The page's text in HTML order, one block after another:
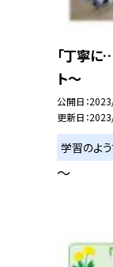
「丁寧に
ト〜
公開日
更新日
学習のよ
〜